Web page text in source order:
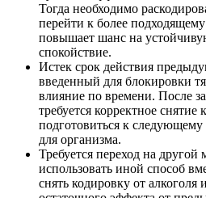
Тогда необходимо
перейти к более
повышает шанс на
спокойствие.
Истек срок действия
введенный для блокировки
влияние по времени. После
требуется корректное
подготовиться к следующему
для организма.
Требуется переход на другой
использовать иной способ
снять кодировку от алкоголя